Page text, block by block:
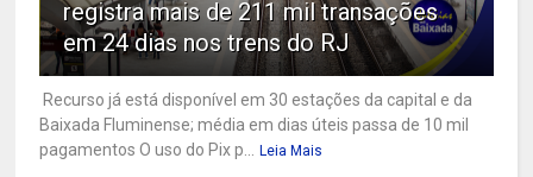
registra mais de 211 mil transações
em 24 dias nos trens do RJ
Recurso já está disponível em 30 estações da capital e da
Baixada Fluminense; média em dias úteis passa de 10 mil
pagamentos O uso do Pix p...
Leia Mais